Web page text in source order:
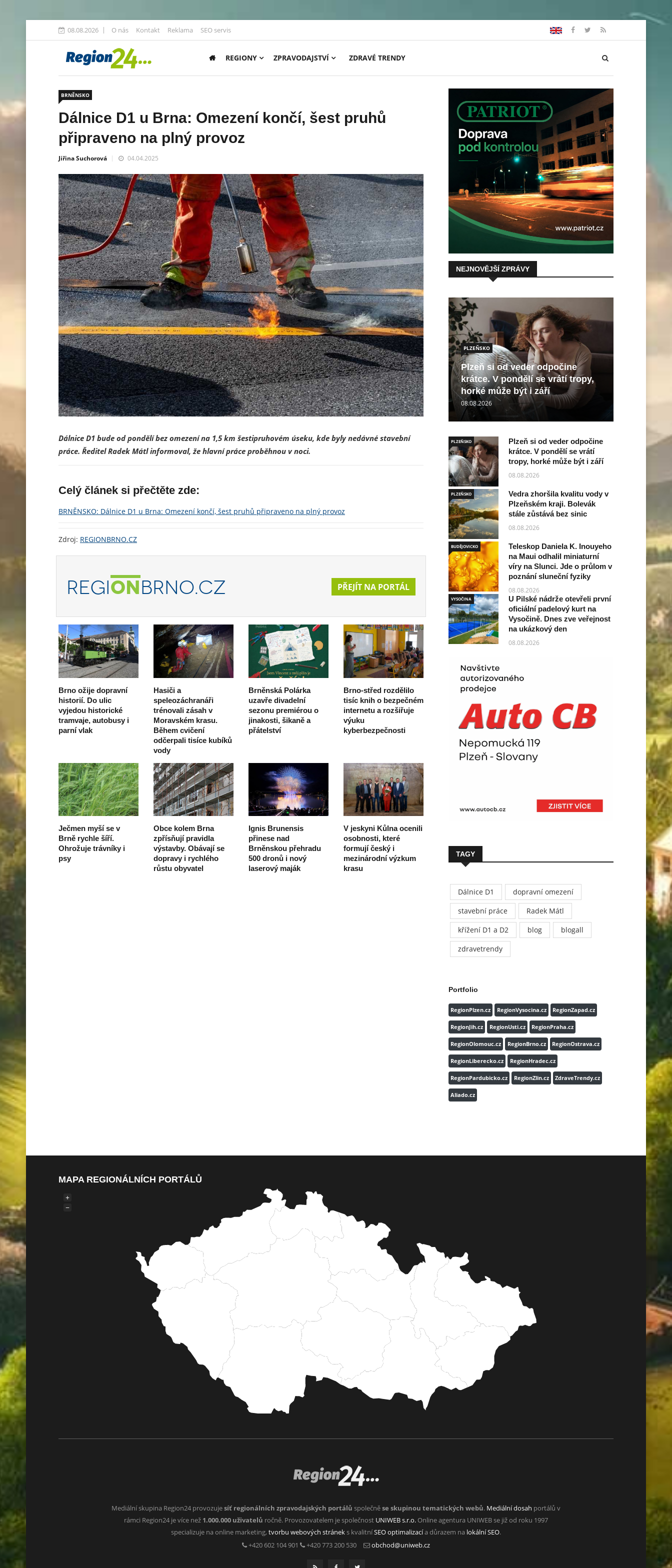
08.08.2026 O nás Kontakt Reklama SEO servis
REGIONY ZPRAVODAJSTVÍ ZDRAVÉ TRENDY
BRNĚNSKO
Dálnice D1 u Brna: Omezení končí, šest pruhů
připraveno na plný provoz
Jiřina Suchorová 04.04.2025
Dálnice D1 bude od pondělí bez omezení na 1,5 km šestipruhovém úseku, kde byly nedávné stavební
práce. Ředitel Radek Mátl informoval, že hlavní práce proběhnou v noci.
Celý článek si přečtěte zde:
BRNĚNSKO: Dálnice D1 u Brna: Omezení končí, šest pruhů připraveno na plný provoz
Zdroj: REGIONBRNO.CZ
REGIONBRNO.CZ PŘEJÍT NA PORTÁL
Brno ožije dopravní
historií. Do ulic
vyjedou historické
tramvaje, autobusy i
parní vlak
Hasiči a
speleozáchranáři
trénovali zásah v
Moravském krasu.
Během cvičení
odčerpali tisíce kubíků
vody
Brněnská Polárka
uzavře divadelní
sezonu premiérou o
jinakosti, šikaně a
přátelství
Brno-střed rozdělilo
tisíc knih o bezpečném
internetu a rozšiřuje
výuku
kyberbezpečnosti
Ječmen myší se v
Brně rychle šíří.
Ohrožuje trávníky i
psy
Obce kolem Brna
zpřísňují pravidla
výstavby. Obávají se
dopravy i rychlého
růstu obyvatel
Ignis Brunensis
přinese nad
Brněnskou přehradu
500 dronů i nový
laserový maják
V jeskyni Kůlna ocenili
osobnosti, které
formují český i
mezinárodní výzkum
krasu
NEJNOVĚJŠÍ ZPRÁVY
PLZEŇSKO
Plzeň si od veder odpočine
krátce. V pondělí se vrátí tropy,
horké může být i září
08.08.2026
PLZEŇSKO
Plzeň si od veder odpočine
krátce. V pondělí se vrátí
tropy, horké může být i září
08.08.2026
PLZEŇSKO
Vedra zhoršila kvalitu vody v
Plzeňském kraji. Bolevák
stále zůstává bez sinic
08.08.2026
BUDĚJOVICKO
Teleskop Daniela K. Inouyeho
na Maui odhalil miniaturní
víry na Slunci. Jde o průlom v
poznání sluneční fyziky
08.08.2026
VYSOČINA
U Pilské nádrže otevřeli první
oficiální padelový kurt na
Vysočině. Dnes zve veřejnost
na ukázkový den
08.08.2026
TAGY
Dálnice D1
dopravní omezení
stavební práce
Radek Mátl
křížení D1 a D2
blog
blogall
zdravetrendy
Portfolio
RegionPlzen.cz RegionVysocina.cz RegionZapad.cz
RegionJih.cz RegionUsti.cz RegionPraha.cz
RegionOlomouc.cz RegionBrno.cz RegionOstrava.cz
RegionLiberecko.cz RegionHradec.cz
RegionPardubicko.cz RegionZlin.cz ZdraveTrendy.cz
Aliado.cz
MAPA REGIONÁLNÍCH PORTÁLŮ
+
−
Mediální skupina Region24 provozujesíť regionálních zpravodajských portálů společněse skupinou tematických webů. Mediální dosah portálů v
rámci Region24 je více než 1.000.000 uživatelů ročně. Provozovatelem je společnost UNIWEB s.r.o. Online agentura UNIWEB se již od roku 1997
specializuje na online marketing, tvorbu webových stráneks kvalitníSEO optimalizacía důrazem na lokální SEO.
+420 602 104 901
+420 773 200 530 obchod@uniweb.cz